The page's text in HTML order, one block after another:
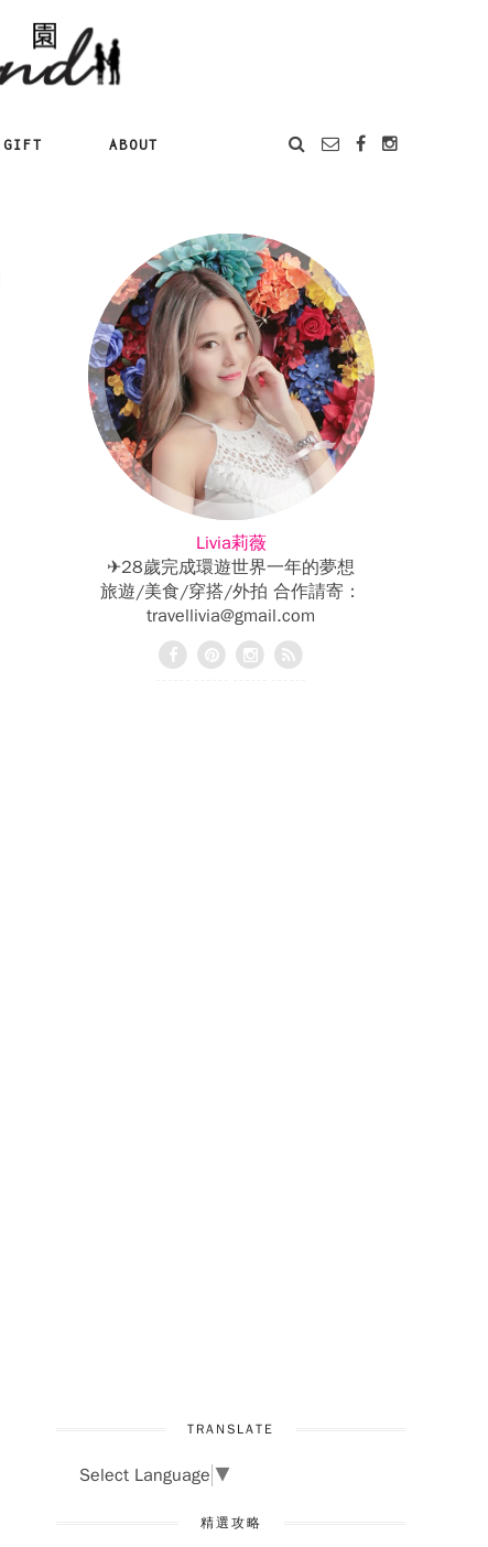
GIFT ABOUT
Livia莉薇
✈28歲完成環遊世界一年的夢想
旅遊/美食/穿搭/外拍 合作請寄：
travellivia@gmail.com
TRANSLATE
Select Language ▼
精選攻略